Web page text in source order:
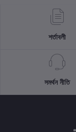
শর্তাবলী
সমর্থন নীতি